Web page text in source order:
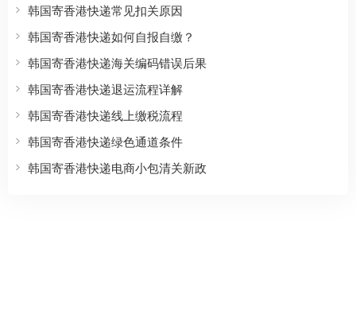
韩国寄香港快递常见扣关原因
韩国寄香港快递如何自报自缴？
韩国寄香港快递海关编码错误后果
韩国寄香港快递退运流程详解
韩国寄香港快递线上缴税流程
韩国寄香港快递绿色通道条件
韩国寄香港快递电商小包清关新政